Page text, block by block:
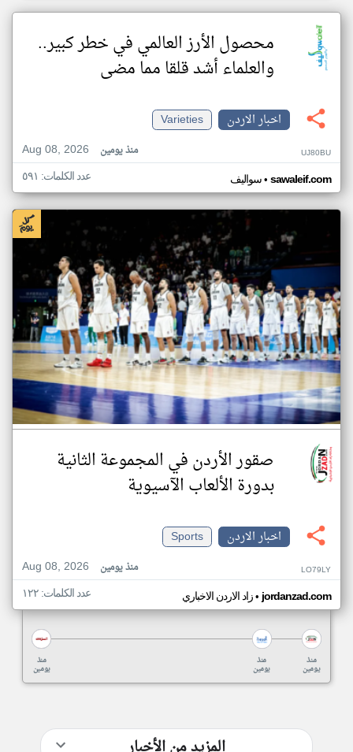
محصول الأرز العالمي في خطر كبير..
والعلماء أشد قلقا مما مضى
اخبار الاردن
Varieties
Aug 08, 2026
منذ يومين UJ80BU
سواليف• sawaleif.com عدد الكلمات: ٥٩١
صقور الأردن في المجموعة الثانية
بدورة الألعاب الآسيوية
اخبار الاردن
Sports
Aug 08, 2026
منذ يومين LO79LY
زاد الاردن الاخباري•jordanzad.com عدد الكلمات: ١٢٢
منذ
يومين
منذ
يومين
منذ
يومين